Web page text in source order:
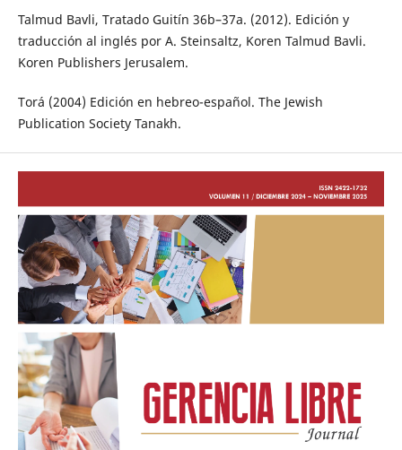
Talmud Bavli, Tratado Guitín 36b–37a. (2012). Edición y
traducción al inglés por A. Steinsaltz, Koren Talmud Bavli.
Koren Publishers Jerusalem.
Torá (2004) Edición en hebreo-español. The Jewish
Publication Society Tanakh.